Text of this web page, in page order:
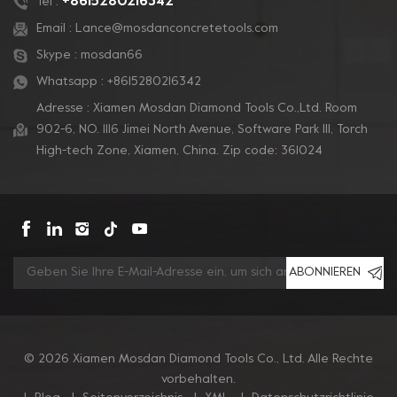
Tel :
Email : Lance@mosdanconcretetools.com
Skype : mosdan66
Whatsapp : +8615280216342
Adresse : Xiamen Mosdan Diamond Tools Co.,Ltd. Room
902-6, NO. 1116 Jimei North Avenue, Software Park Ill, Torch
High-tech Zone, Xiamen, China. Zip code: 361024
ABONNIEREN
© 2026 Xiamen Mosdan Diamond Tools Co., Ltd. Alle Rechte
vorbehalten.